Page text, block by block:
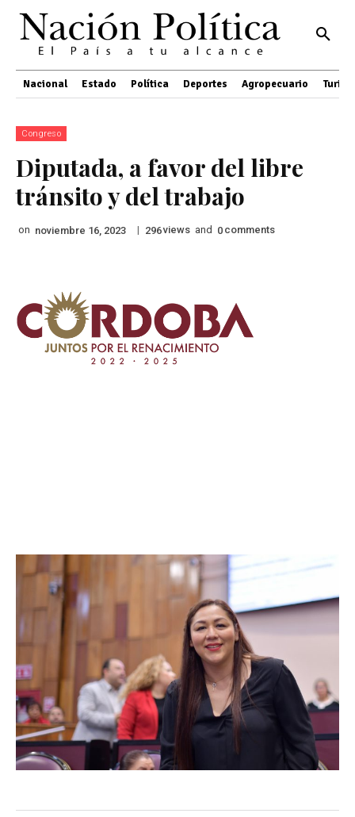
Nacional Estado Política Deportes Agropecuario
Congreso
Diputada, a favor del libre
tránsito y del trabajo
on noviembre 16, 2023 | 296views and 0 comments